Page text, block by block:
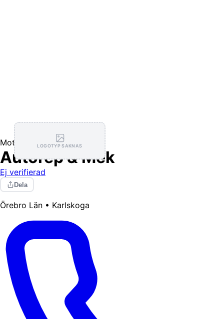
LOGOTYP SAKNAS
Motorprestanda
Autorep & Mek
Ej verifierad
Dela
Örebro Län • Karlskoga